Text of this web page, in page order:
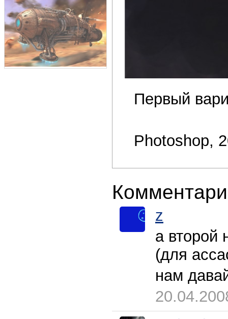
Первый
Photoshop,
z
а второй
(для
нам